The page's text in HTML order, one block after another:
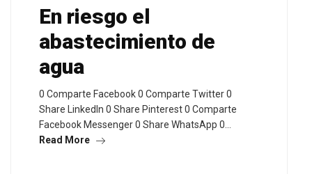
En riesgo el
abastecimiento de
agua
0 Comparte Facebook 0 Comparte Twitter 0
Share LinkedIn 0 Share Pinterest 0 Comparte
Facebook Messenger 0 Share WhatsApp 0…
Read More